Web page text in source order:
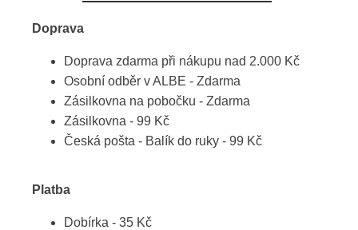
Doprava
Doprava zdarma při nákupu nad 2.000 Kč
Osobní odběr v ALBE - Zdarma
Zásilkovna na pobočku - Zdarma
Zásilkovna - 99 Kč
Česká pošta - Balík do ruky - 99 Kč
Platba
Dobírka - 35 Kč